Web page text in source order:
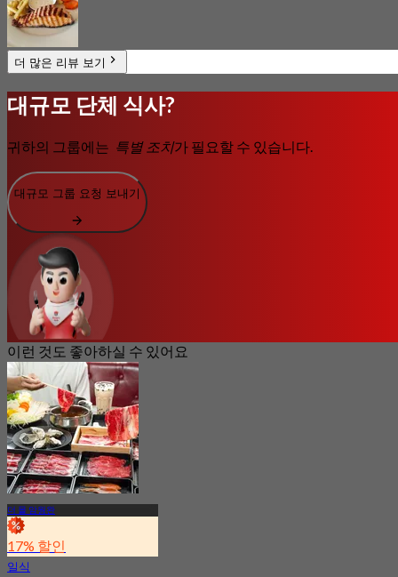
더 많은 리뷰 보기
대규모 단체 식사?
귀하의 그룹에는 특별 조치가 필요할 수 있습니다.
대규모 그룹 요청 보내기
이런 것도 좋아하실 수 있어요
더 몰 암웡완
17% 할인
일식